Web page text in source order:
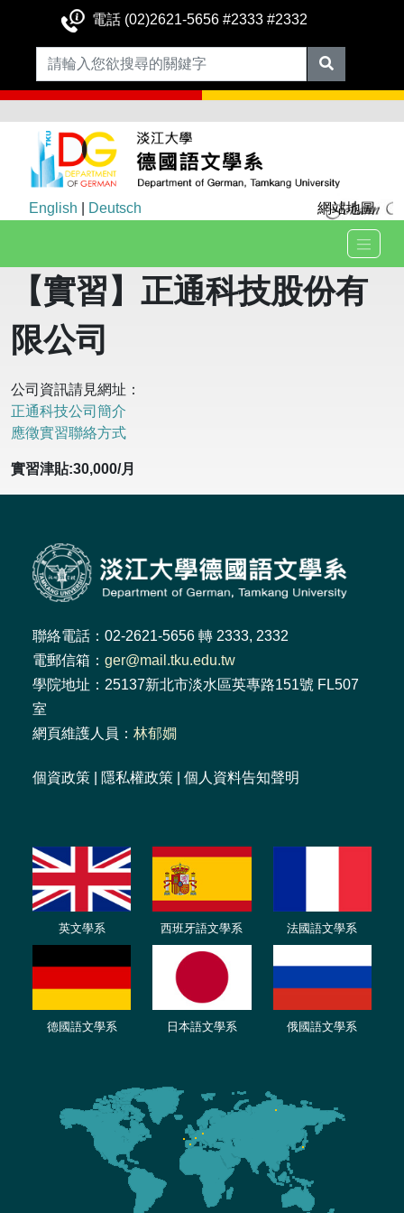
電話 (02)2621-5656 #2333 #2332
English Deutsch 網站地圖
【實習】 正通科技股份有
限公司
公司資訊請見網址：
正通科技公司簡介
應徵實習聯絡方式
實習津貼:30,000/月
聯絡電話：02-2621-5656 轉 2333, 2332
電郵信箱： ger@mail.tku.edu.tw
學院地址：25137新北市淡水區英專路151號 FL507
室
網頁維護人員： 林郁嫺
個資政策 隱私權政策 個人資料告知聲明
英文學系 西班牙語文學系 法國語文學系
德國語文學系 日本語文學系 俄國語文學系